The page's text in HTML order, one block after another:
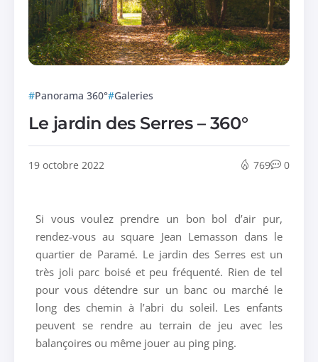
Panorama 360° Galeries
Le jardin des Serres – 360°
19 octobre 2022 769 0
Si vous voulez prendre un bon bol d’air pur,
rendez-vous au square Jean Lemasson dans le
quartier de Paramé. Le jardin des Serres est un
très joli parc boisé et peu fréquenté. Rien de tel
pour vous détendre sur un banc ou marché le
long des chemin à l’abri du soleil. Les enfants
peuvent se rendre au terrain de jeu avec les
balançoires ou même jouer au ping ping.